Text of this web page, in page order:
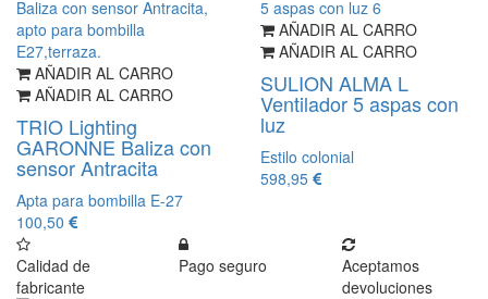
AÑADIR AL CARRO
AÑADIR AL CARRO
TRIO Lighting
GARONNE Baliza con
sensor Antracita
Apta para bombilla E-27
100,50
AÑADIR AL CARRO
AÑADIR AL CARRO
SULION ALMA L
Ventilador 5 aspas con
luz
Estilo colonial
598,95
Calidad de
fabricante
Pago seguro
Aceptamos
devoluciones